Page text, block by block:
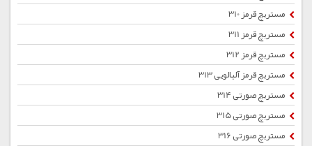
مستربچ قرمز 310
مستربچ قرمز 311
مستربچ قرمز 312
مستربچ قرمز آلبالویی 313
مستربچ صورتی 314
مستربچ صورتی 315
مستربچ صورتی 316